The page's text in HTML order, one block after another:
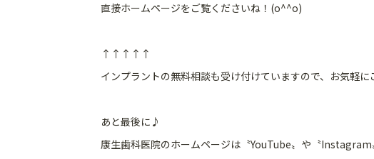
直接ホームページをご覧くださいね！(o^^o)
↑↑↑↑↑
インプラントの無料相談も受け付けていますので、 お気軽
あと最後に♪
康生歯科医院のホームページは〝YouTube〟や〝Instagram